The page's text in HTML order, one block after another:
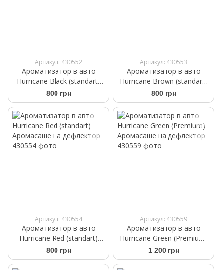
Артикул: 430552
Ароматизатор в авто
Hurricane Black (standart)
Аромасаше на дефлектор
800 грн
Артикул: 430553
Ароматизатор в авто
Hurricane Brown (standart)
Аромасаше на дефлектор
800 грн
Артикул: 430554
Ароматизатор в авто
Hurricane Red (standart)
Аромасаше на дефлектор
800 грн
Артикул: 430559
Ароматизатор в авто
Hurricane Green (Premium)
Аромасаше на дефлектор
1 200 грн